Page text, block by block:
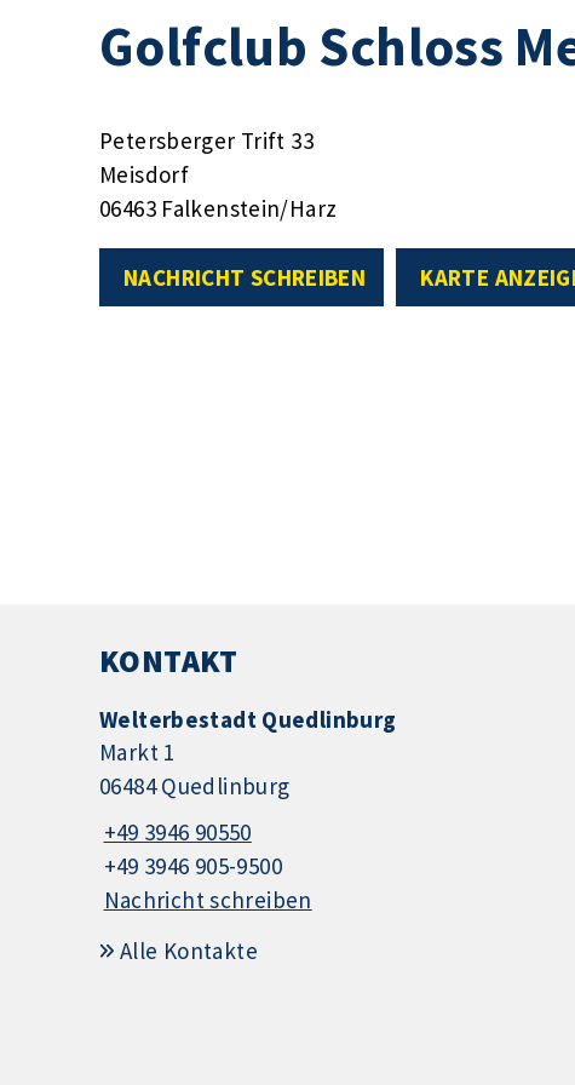
Golfclub Schloss
Petersberger Trift 33
Meisdorf
06463 Falkenstein/Harz
NACHRICHT SCHREIBEN KARTE
KONTAKT
Welterbestadt Quedlinburg
Markt 1
06484 Quedlinburg
+49 3946 90550
+49 3946 905-9500
Nachricht schreiben
Alle Kontakte